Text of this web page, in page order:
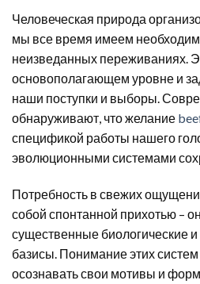
Человеческая природа
мы все время имеем
неизведанных переживаниях.
основополагающем уровне и
наши поступки и выборы.
обнаруживают, что желание
спецификой работы нашего
эволюционными системами
Потребность в свежих
собой спонтанной прихотью –
существенные биологические и
базисы. Понимание этих
осознавать свои мотивы и